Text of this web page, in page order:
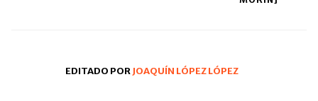
EDITADO PORJOAQUÍN LÓPEZ LÓPEZ